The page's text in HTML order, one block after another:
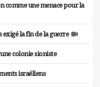
comme une menace pour la
la fin de la guerre
colonie sioniste
israéliens